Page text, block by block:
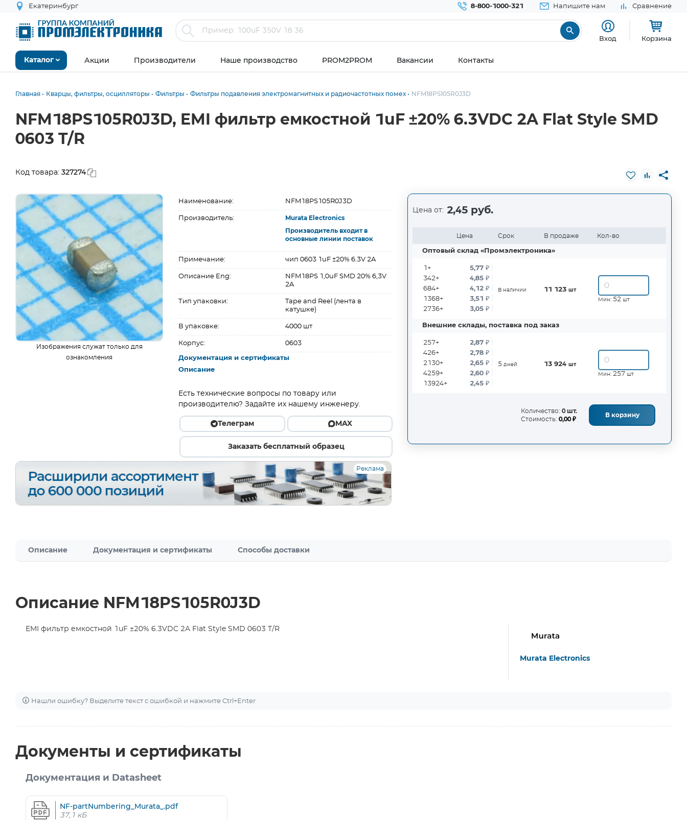
Екатеринбург 8-800-1000-321 Напишите нам Сравнение
Вход Корзина
Каталог Акции Производители Наше производство PROM2PROM Вакансии Контакты
Главная Кварцы, фильтры, осцилляторы Фильтры Фильтры подавления электромагнитных и радиочастотных помех NFM18PS105R0J3D
NFM18PS105R0J3D, EMI фильтр емкостной 1uF ±20% 6.3VDC 2A Flat Style SMD
0603 T/R
Код товара: 327274
Изображения служат только для
ознакомления
Наименование: NFM18PS105R0J3D
Производитель: Murata Electronics
Производитель входит в
основные линии поставок
Примечание: чип 0603 1uF ±20% 6.3V 2A
Описание Eng:
NFM18PS 1,0uF SMD 20% 6,3V
2A
Тип упаковки:
Tape and Reel (лента в
катушке)
В упаковке: 4000 шт
Корпус: 0603
Документация и сертификаты
Описание
Есть технические вопросы по товару или
производителю? Задайте их нашему инженеру.
Телеграм MAX
Заказать бесплатный образец
Реклама
Цена от: 2,45 руб.
Цена Срок В продаже Кол-во
Оптовый склад «Промэлектроника»
1+
342+
684+
1368+
2736+
5,77 ₽
4,85 ₽
4,12 ₽
3,51 ₽
3,05 ₽
В наличии 11 123 шт
Мин: 52 шт
Внешние склады, поставка под заказ
257+
426+
2130+
4259+
13924+
2,87 ₽
2,78 ₽
2,65 ₽
2,60 ₽
2,45 ₽
5 дней 13 924 шт
Мин: 257 шт
Количество: 0 шт.
Стоимость: 0,00 ₽
В корзину
Описание Документация и сертификаты Способы доставки
Описание NFM18PS105R0J3D
EMI фильтр емкостной 1uF ±20% 6.3VDC 2A Flat Style SMD 0603 T/R
Murata Electronics
Нашли ошибку? Выделите текст с ошибкой и нажмите Ctrl+Enter
Документы и сертификаты
Документация и Datasheet
NF-partNumbering_Murata_.pdf
37,1 кБ